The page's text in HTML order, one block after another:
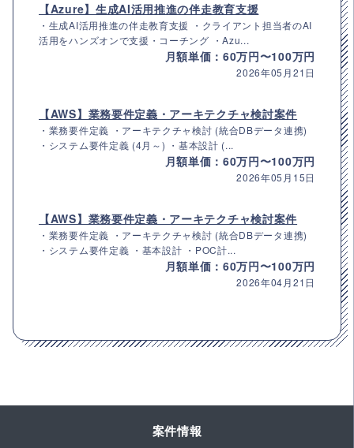
【Azure】生成AI活用推進の伴走教育支援
・生成AI活用推進の伴走教育支援 ・クライアント担当者のAI
活用をハンズオンで支援・コーチング ・Azu...
月額単価：60万円〜100万円
2026年05月21日
【AWS】業務要件定義・アーキテクチャ検討案件
・業務要件定義 ・アーキテクチャ検討 (統合DBデータ連携)
・システム要件定義 (4月～) ・基本設計 (...
月額単価：60万円〜100万円
2026年05月15日
【AWS】業務要件定義・アーキテクチャ検討案件
・業務要件定義 ・アーキテクチャ検討 (統合DBデータ連携)
・システム要件定義 ・基本設計 ・POC計...
月額単価：60万円〜100万円
2026年04月21日
案件情報